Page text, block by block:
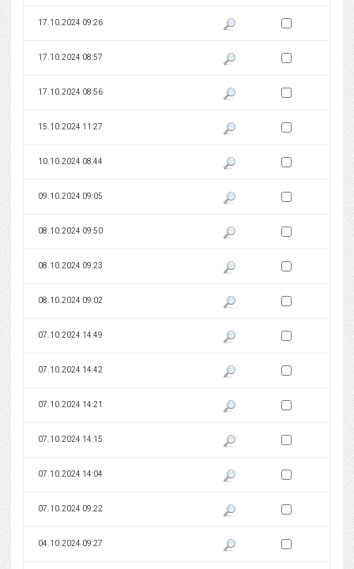
17.10.2024 09:26 Pokaż podgląd wersji z dnia
Zaznacz wersję do
17.10.2024 08:57 Pokaż podgląd wersji z dnia
Zaznacz wersję do
17.10.2024 08:56 Pokaż podgląd wersji z dnia
Zaznacz wersję do
15.10.2024 11:27 Pokaż podgląd wersji z dnia
Zaznacz wersję do
10.10.2024 08:44 Pokaż podgląd wersji z dnia
Zaznacz wersję do
09.10.2024 09:05 Pokaż podgląd wersji z dnia
Zaznacz wersję do
08.10.2024 09:50 Pokaż podgląd wersji z dnia
Zaznacz wersję do
08.10.2024 09:23 Pokaż podgląd wersji z dnia
Zaznacz wersję do
08.10.2024 09:02 Pokaż podgląd wersji z dnia
Zaznacz wersję do
07.10.2024 14:49 Pokaż podgląd wersji z dnia
Zaznacz wersję do
07.10.2024 14:42 Pokaż podgląd wersji z dnia
Zaznacz wersję do
07.10.2024 14:21 Pokaż podgląd wersji z dnia
Zaznacz wersję do
07.10.2024 14:15 Pokaż podgląd wersji z dnia
Zaznacz wersję do
07.10.2024 14:04 Pokaż podgląd wersji z dnia
Zaznacz wersję do
07.10.2024 09:22 Pokaż podgląd wersji z dnia
Zaznacz wersję do
04.10.2024 09:27 Pokaż podgląd wersji z dnia
Zaznacz wersję do